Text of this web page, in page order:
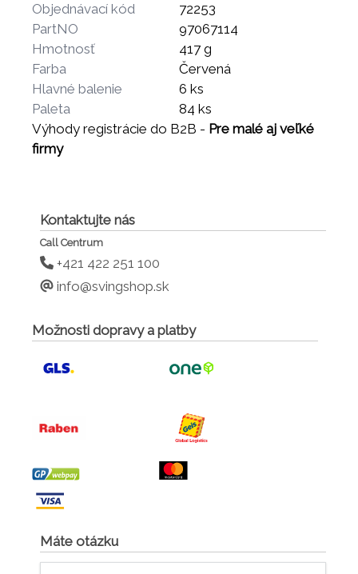
Objednávací kód
72253
PartNO
97067114
Hmotnosť
417 g
Farba
Červená
Hlavné balenie
6 ks
Paleta
84 ks
Výhody registrácie do B2B - Pre malé aj veľké
firmy
Kontaktujte nás
Call Centrum
+421 422 251 100
info@svingshop.sk
Možnosti dopravy a platby
Máte otázku